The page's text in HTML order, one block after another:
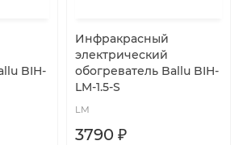
BIH-
Инфракрасный
электрический
обогреватель Ballu BIH-
LM-1.5-S
LM
3790 ₽